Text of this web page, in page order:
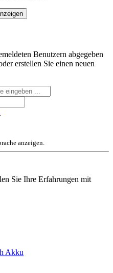
Benutzern abgegeben
erstellen Sie einen neuen
anzeigen.
Sie Ihre Erfahrungen mit